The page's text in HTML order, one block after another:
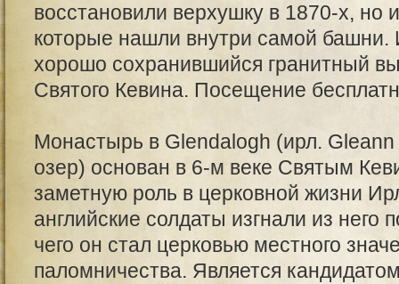
восстановили верхушку в 1870-х, но
которые нашли внутри самой башни.
хорошо сохранившийся гранитный
Святого Кевина. Посещение
Монастырь в Glendalogh (ирл.
озер) основан в 6-м веке Святым
заметную роль в церковной жизни
английские солдаты изгнали из него
чего он стал церковью местного
паломничества. Является